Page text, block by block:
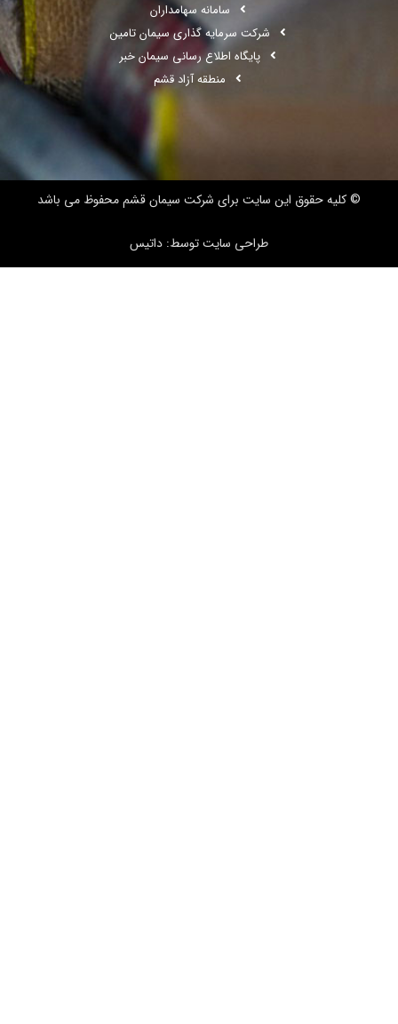
سامانه سهامداران
شرکت سرمایه گذاری سیمان تامین
پایگاه اطلاع رسانی سیمان خبر
منطقه آزاد قشم
© کلیه حقوق این سایت برای شرکت سیمان قشممحفوظ می باشد
طراحی سایت توسط: داتیس